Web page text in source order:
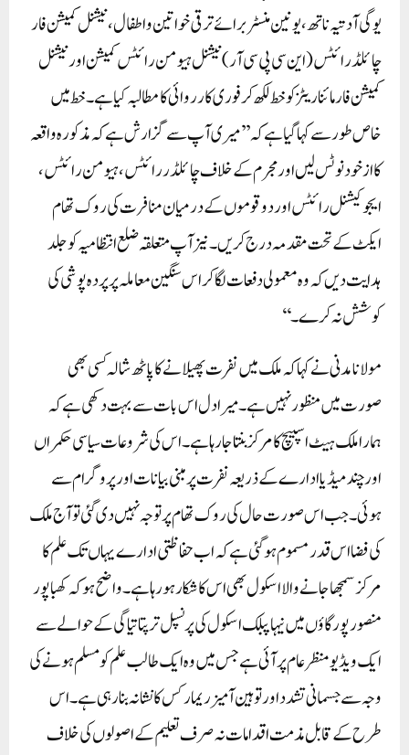
یوگی آدتیہ ناتھ، یونین منسٹر برائے ترقی خواتین و اطفال، نیشنل کمیشن فار
چائلڈرائٹس (این سی پی سی آر) نیشنل ہیومن رائٹس کمیشن اور نیشنل
کمیشن فار مائناریٹز کو خط لکھ کر فوری کارروائی کا مطالبہ کیا ہے۔خط میں
خاص طور سے کہا گیا ہے کہ ’’میری آپ سے گزارش ہے کہ مذکورہ واقعہ
کا از خود نوٹس لیں اور مجرم کے خلاف چائلڈر رائٹس، ہیومن رائٹس،
ایجوکیشنل رائٹس اور دو قوموں کے درمیان منافرت کی روک تھام
ایکٹ کے تحت مقدمہ درج کریں۔ نیز آپ متعلقہ ضلع انتظامیہ کو جلد
ہدایت دیں کہ وہ معمولی دفعات لگا کر اس سنگین معاملہ پر پردہ پوشی کی
کوشش نہ کرے۔‘‘
مولانا مدنی نے کہا کہ ملک میں نفرت پھیلانے کا پاٹھ شالہ کسی بھی
صورت میں منظور نہیں ہے۔ میرا دل اس بات سے بہت دکھی ہے کہ
ہمارا ملک ہیٹ اسپیچ کا مرکز بنتا جارہا ہے۔ اس کی شروعات سیاسی حکمراں
اور چند میڈیا ادارے کے ذریعہ نفرت پر مبنی بیانات اور پروگرام سے
ہوئی۔ جب اس صورت حال کی روک تھام پر توجہ نہیں دی گئی تو آج ملک
کی فضا اس قدر مسموم ہو گئی ہے کہ اب حفاظتی ادارے یہاں تک علم کا
مرکز سمجھا جانے والا اسکول بھی اس کا شکار ہو رہا ہے۔واضح ہو کہ کھباپور
منصورپور گاؤں میں نیہا پبلک اسکول کی پرنسپل ترپتا تیاگی کے حوالے سے
ایک ویڈیو منظر عام پر آئی ہے جس میں وہ ایک طالب علم کو مسلم ہونے کی
وجہ سے جسمانی تشدد اور توہین آمیز ریمارکس کا نشانہ بنا رہی ہے۔ اس
طرح کے قابل مذمت اقدامات نہ صرف تعلیم کے اصولوں کی خلاف